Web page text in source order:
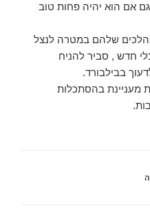
אם הוא יהיה פחות טוב
שלהם במטרה לנצל
חדש , סביר להניח
בבילבורד.
מעניינת בהסתכלות